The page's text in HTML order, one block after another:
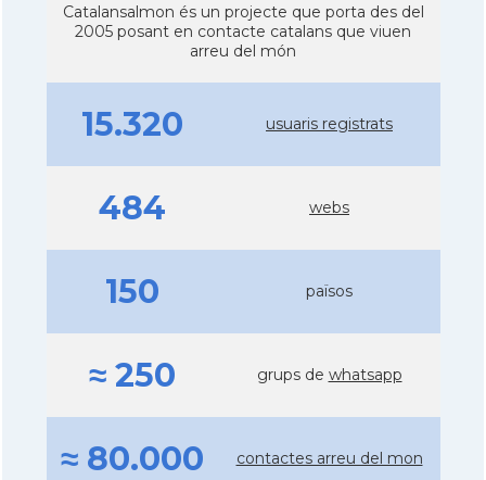
Catalansalmon és un projecte que porta des del
2005 posant en contacte catalans que viuen
arreu del món
15.320 usuaris registrats
484 webs
150 països
≈ 250 grups de whatsapp
≈ 80.000 contactes arreu del mon